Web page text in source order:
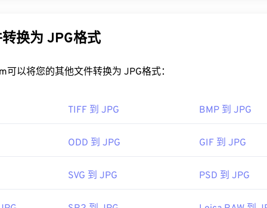
和其他多种格式）的最佳程序。您也可以不使用 Photoshop
的转换器（例如PSB 转 JPG
devnet-apps/photoshop/fileformatashtml/
压缩工具将文件大小减少高达 80%！
、图像编辑器或网页浏览器中打开它。要选择特定的应用程
等主流网页浏览器、Microsoft Photos 等 Microsoft应用
换为 JPG格式
可以将您的其他文件转换为 JPG格式：
TIFF 到 JPG BMP 到 JPG
ODD 到 JPG GIF 到 JPG
SVG 到 JPG PSD 到 JPG